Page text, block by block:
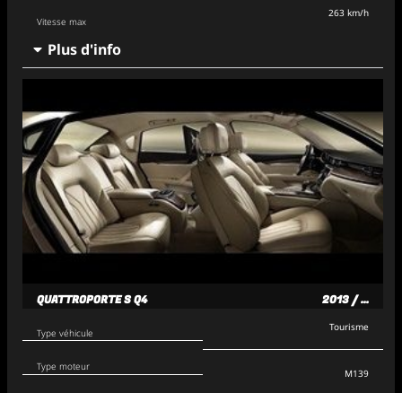
Vitesse max
263 km/h
Plus d'info
QUATTROPORTE S Q4 2013 / ...
Type véhicule
Type moteur
Tourisme
M139